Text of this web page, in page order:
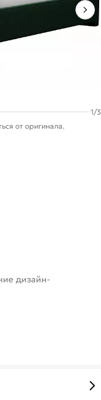
1/3
от оригинала.
дизайн-